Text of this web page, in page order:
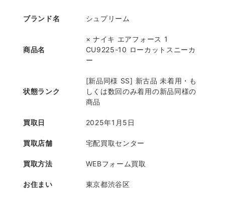
ブランド名 シュプリーム
商品名
× ナイキ エアフォース 1
CU9225-10 ローカットスニーカ
ー
状態ランク
[新品同様 SS] 新古品 未着用・も
しくは数回のみ着用の新品同様の
商品
買取日 2025年1月5日
買取店舗 宅配買取センター
買取方法 WEBフォーム買取
お住まい 東京都渋谷区